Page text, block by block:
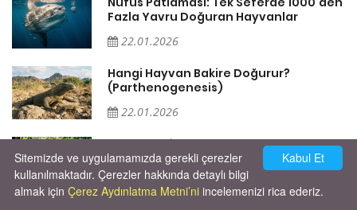
Fazla Yavru Doğuran Hayvanlar
22.01.2026
Hangi Hayvan Bakire Doğurur?
(Parthenogenesis)
22.01.2026
Ormanın Pinokyo'ları: Maymunlar Yalan
Söyler mi?
22.01.2026
Kabul Et
Sitemizde ve uygulamamızda gerekli çerezler
kullanılmaktadır. Çerezler hakkında detaylı bilgi
almak için Çerez Aydınlatma Metni’ni incelemenizi rica ederiz.